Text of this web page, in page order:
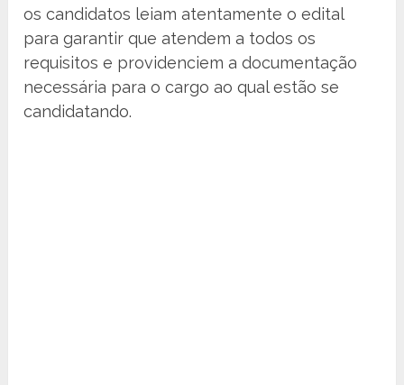
os candidatos leiam atentamente o edital
para garantir que atendem a todos os
requisitos e providenciem a documentação
necessária para o cargo ao qual estão se
candidatando.